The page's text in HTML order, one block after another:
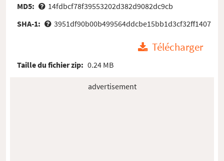
MD5:
14fdbcf78f39553202d382d9082dc9cb
SHA-1:
3951df90b00b499564ddcbe15bb1d3cf32ff1407
Télécharger
Taille du fichier zip: 0.24 MB
advertisement